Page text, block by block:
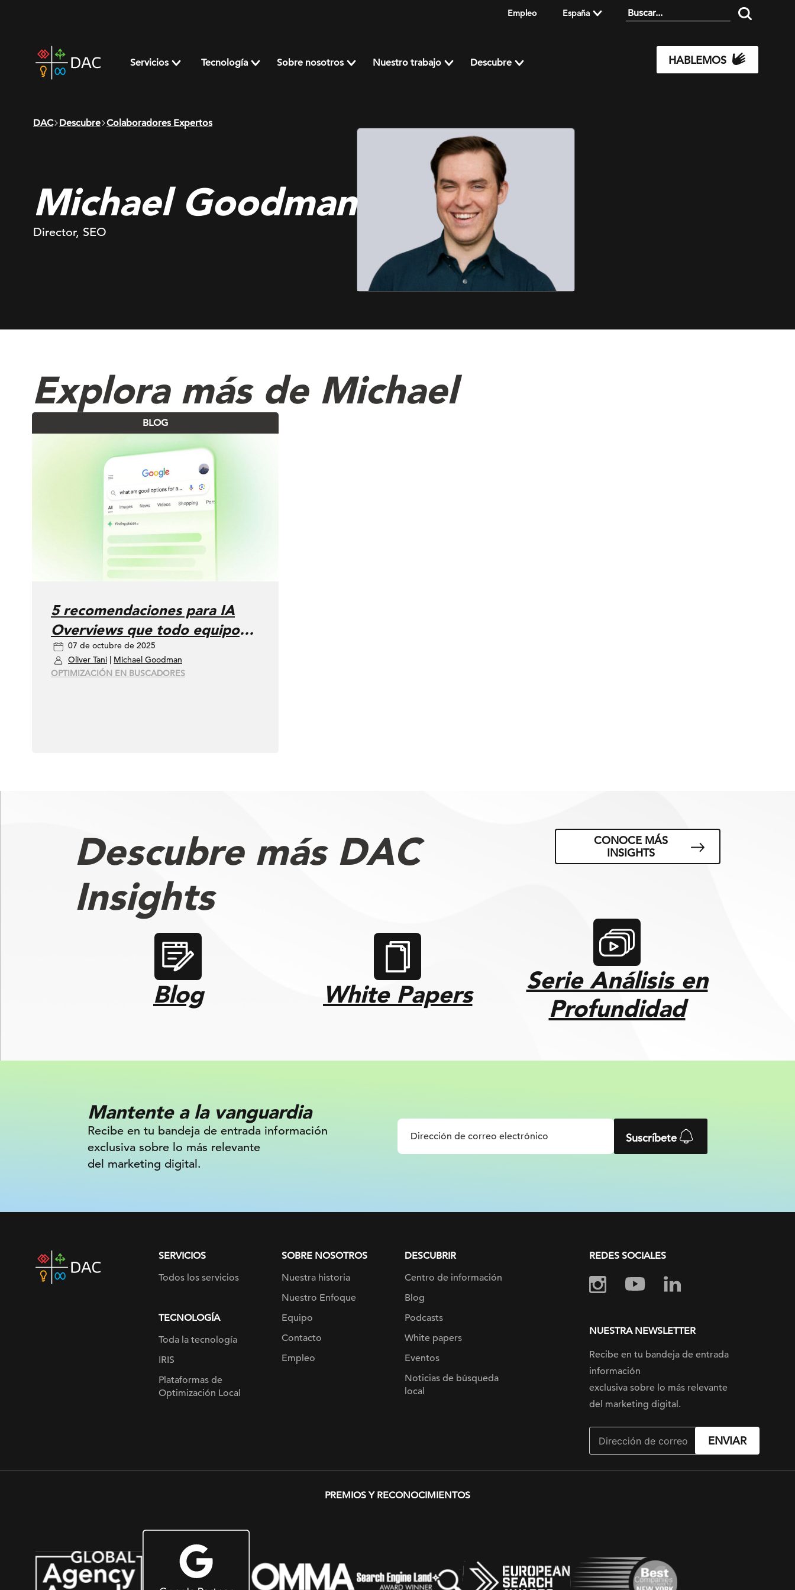
Empleo España
home
page
Servicios Tecnología Sobre nosotros Nuestro trabajo Descubre HABLEMOS
DAC Descubre Colaboradores Expertos
Michael Goodman
Director, SEO
Explora más de Michael
BLOG
5 recomendaciones para IA
Overviews que todo equipo
de SEO debería saber
07 de octubre de 2025
Oliver Tani
Michael Goodman
OPTIMIZACIÓN EN BUSCADORES
Descubre más DAC
Insights
CONOCE MÁS
INSIGHTS
Blog White Papers
Serie Análisis en
Profundidad
Mantente a la vanguardia
Recibe en tu bandeja de entrada información
exclusiva sobre lo más relevante
del marketing digital.
Suscríbete
DAC
home
SERVICIOS
Todos los servicios
TECNOLOGÍA
Toda la tecnología
IRIS
Plataformas de
Optimización Local
SOBRE NOSOTROS
Nuestra historia
Nuestro Enfoque
Equipo
Contacto
Empleo
DESCUBRIR
Centro de información
Blog
Podcasts
White papers
Eventos
Noticias de búsqueda
local
REDES SOCIALES
NUESTRA NEWSLETTER
Recibe en tu bandeja de entrada
información
exclusiva sobre lo más relevante
del marketing digital.
ENVIAR
PREMIOS Y RECONOCIMIENTOS